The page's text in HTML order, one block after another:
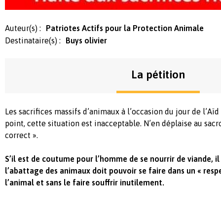
Auteur(s) :
Patriotes Actifs pour la Protection Animale
Destinataire(s) :
Buys olivier
La pétition
Les sacrifices massifs d’animaux à l’occasion du jour de
point, cette situation est inacceptable. N’en déplaise au
correct ».
S’il est de coutume pour l’homme de se nourrir de viande,
l’abattage des animaux doit pouvoir se faire dans un «
l’animal et sans le faire souffrir inutilement.